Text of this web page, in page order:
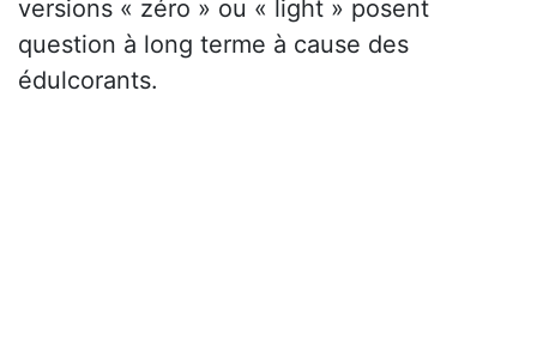
versions « zéro » ou « light » posent
question à long terme à cause des
édulcorants.